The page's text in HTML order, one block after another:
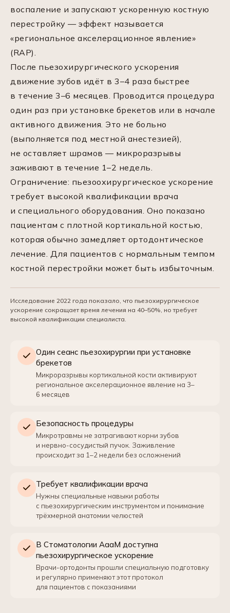
воспаление и запускают ускоренную костную
перестройку — эффект называется
«региональное акселерационное явление»
(RAP).
После пьезохирургического ускорения
движение зубов идёт в 3–4 раза быстрее
в течение 3–6 месяцев. Проводится процедура
один раз при установке брекетов или в начале
активного движения. Это не больно
(выполняется под местной анестезией),
не оставляет шрамов — микроразрывы
заживают в течение 1–2 недель.
Ограничение: пьезоохирургическое ускорение
требует высокой квалификации врача
и специального оборудования. Оно показано
пациентам с плотной кортикальной костью,
которая обычно замедляет ортодонтическое
лечение. Для пациентов с нормальным темпом
костной перестройки может быть избыточным.
Исследование 2022 года показало, что пьезохирургическое
ускорение сокращает время лечения на 40–50%, но требует
высокой квалификации специалиста.
Один сеанс пьезохирургии при установке
брекетов
Микроразрывы кортикальной кости активируют
региональное акселерационное явление на 3–
6 месяцев
Безопасность процедуры
Микротравмы не затрагивают корни зубов
и нервно-сосудистый пучок. Заживление
происходит за 1–2 недели без осложнений
Требует квалификации врача
Нужны специальные навыки работы
с пьезохирургическим инструментом и понимание
трёхмерной анатомии челюстей
В Стоматологии АааМ доступна
пьезохирургическое ускорение
Врачи-ортодонты прошли специальную подготовку
и регулярно применяют этот протокол
для пациентов с показаниями